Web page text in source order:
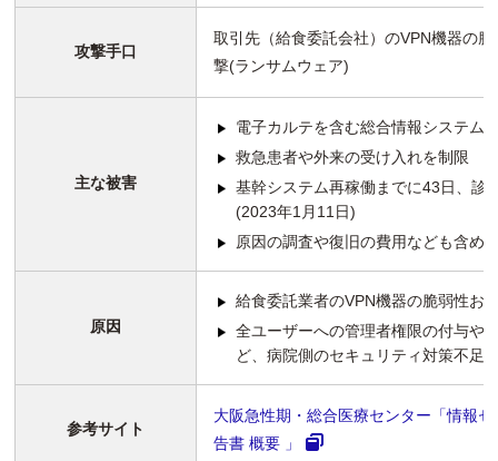
攻撃手口
取引先（給食委託会社）のVPN機器の
撃(ランサムウェア)
主な被害
電子カルテを含む総合情報システム
救急患者や外来の受け入れを制限
基幹システム再稼働までに43日、診
(2023年1月11日)
原因の調査や復旧の費用なども含め
原因
給食委託業者のVPN機器の脆弱性お
全ユーザーへの管理者権限の付与や
ど、病院側のセキュリティ対策不足
参考サイト
大阪急性期・総合医療センター「情報
告書 概要 」